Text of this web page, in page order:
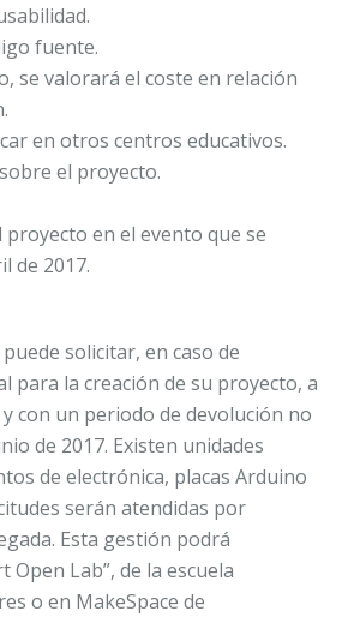
fuente.
se valorará el coste en relación
en otros centros educativos.
el proyecto.
proyecto en el evento que se
de 2017.
solicitar, en caso de
para la creación de su proyecto, a
con un periodo de devolución no
de 2017. Existen unidades
de electrónica, placas Arduino
serán atendidas por
Esta gestión podrá
Open Lab”, de la escuela
o en MakeSpace de